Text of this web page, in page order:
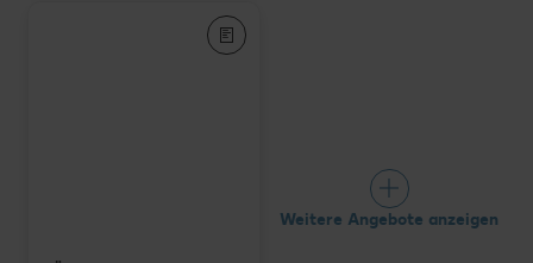
Weitere Angebote anzeigen